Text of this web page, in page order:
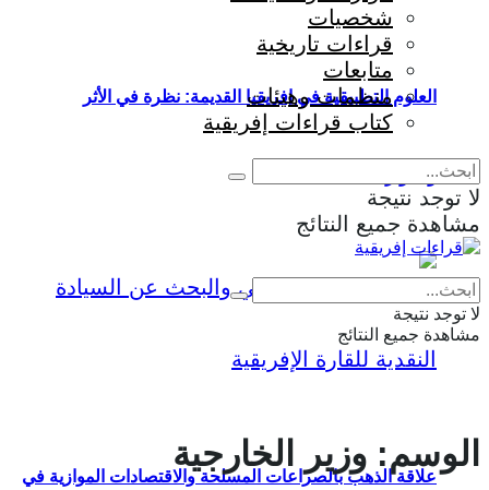
العلوم التطبيقية في إفريقيا القديمة: نظرة في الأثر
والمؤثرات
علاقة الذهب بالصراعات المسلحة والاقتصادات الموازية في
شخصيات
قراءات تاريخية
متابعات
منظمات وهيئات
كتاب قراءات إفريقية
لا توجد نتيجة
مشاهدة جميع النتائج
لا توجد نتيجة
مشاهدة جميع النتائج
الوسم: وزير الخارجية